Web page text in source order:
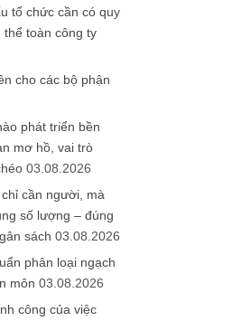
tổ chức cần có quy
toàn công ty
cho các bộ phận
phát triển bền
mơ hồ, vai trò
03.08.2026
cần người, mà
số lượng – đúng
sách 03.08.2026
phân loại ngạch
môn 03.08.2026
công của việc